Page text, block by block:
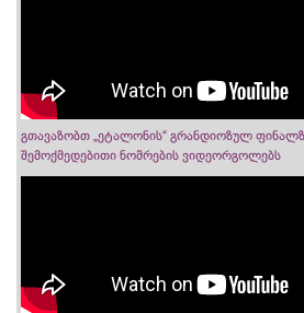
გთავაზობთ „ეტალონის“ გრანდიოზულ
შემოქმედებითი ნომრების ვიდეორგოლებს